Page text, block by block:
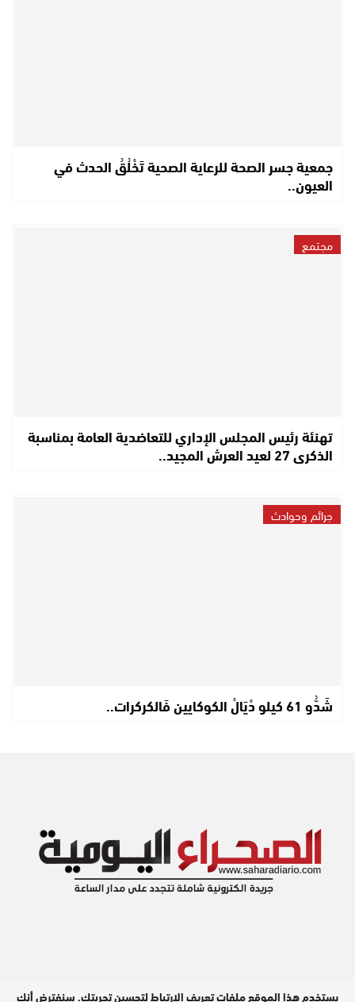
جمعية جسر الصحة للرعاية الصحية تَخْلُقُ الحدث في
العيون..
مجتمع
تهنئة رئيس المجلس الإداري للتعاضدية العامة بمناسبة
الذكرى 27 لعيد العرش المجيد..
جرائم وحوادث
شَدُّو 61 كيلو دْيَالْ الكوكايين فَالكركرات..
يستخدم هذا الموقع ملفات تعريف الارتباط لتحسين تجربتك. سنفترض أنك